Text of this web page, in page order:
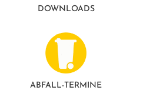
DOWNLOADS
ABFALL-TERMINE